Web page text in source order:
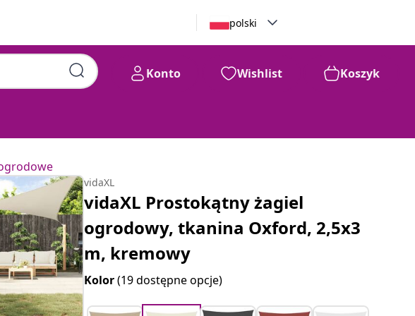
polski
Konto Wishlist Koszyk
vidaXL
vidaXL Prostokątny żagiel
ogrodowy, tkanina Oxford, 2,5x3
m, kremowy
Kolor(19 dostępne opcje)